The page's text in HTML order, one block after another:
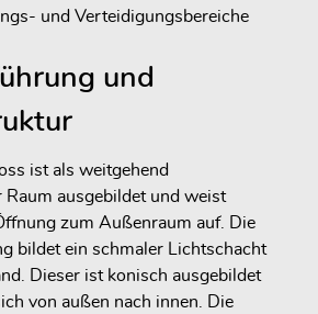
und Verteidigungsbereiche
und
ist als weitgehend
Raum ausgebildet und weist
zum Außenraum auf. Die
bildet ein schmaler Lichtschacht
Dieser ist konisch ausgebildet
von außen nach innen. Die